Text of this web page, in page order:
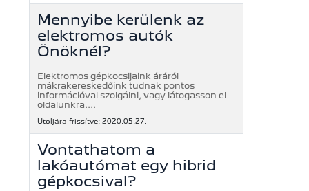
Mennyibe kerülenk az
elektromos autók
Önöknél?
Elektromos gépkocsijaink áráról
mákrakereskedőink tudnak pontos
információval szolgálni, vagy látogasson el
oldalunkra....
Utoljára frissítve: 2020.05.27.
Vontathatom a
lakóautómat egy hibrid
gépkocsival?